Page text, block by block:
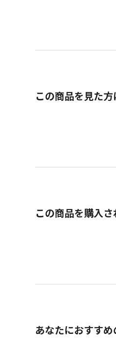
この商品を見た
この商品を購入
あなたにおすすめ